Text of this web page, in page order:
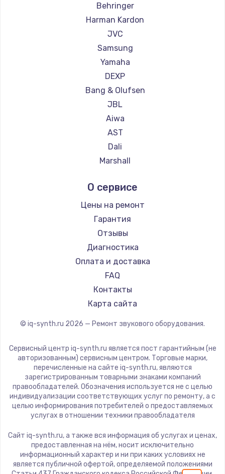
Замена вебкамеры
1260 руб.
Заказать
725 руб.
Заказать
Замена жесткого диска
750 руб.
Заказать
Ремонт цепей питания
2500 руб.
Заказать
Замена видеокарты
1600 руб.
Заказать
Ремонт разъема питания
880 руб.
Замена видеочипа
2745 руб.
Заказать
Замена северного моста
2600 руб.
Заказать
Behringer
Harman Kardon
JVC
Samsung
Yamaha
DEXP
Bang & Olufsen
JBL
Aiwa
AST
Dali
Marshall
О сервисе
Цены на ремонт
Гарантия
Отзывы
Диагностика
Оплата и доставка
FAQ
Контакты
Карта сайта
© iq-synth.ru 2026 — Ремонт звукового оборудования.
Сервисный центр iq-synth.ru является пост гарантийным (не
авторизованным) сервисным центром. Торговые марки,
перечисленные на сайте iq-synth.ru, являются
зарегистрированным товарными знаками компаний
правообладателей. Обозначения используется не с целью
индивидуализации соответствующих услуг по ремонту, а с
целью информирования потребителей о предоставляемых
услугах в отношении техники правообладателя
Сайт iq-synth.ru, а также вся информация об услугах и ценах,
предоставленная на нём, носит исключительно
информационный характер и ни при каких условиях не
является публичной офертой, определяемой положениями